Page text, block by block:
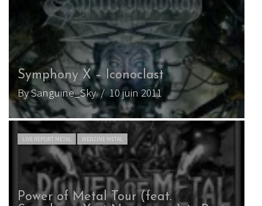
Symphony X – Iconoclast
By Sanguine_Sky/ 10 juin 2011
LIVE REPORT METAL WEBZINE METAL
Power of Metal Tour (feat.